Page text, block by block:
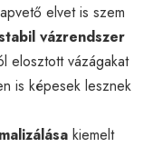
elvet is szem
vázrendszer
elosztott vázágakat
is képesek lesznek
kiemelt